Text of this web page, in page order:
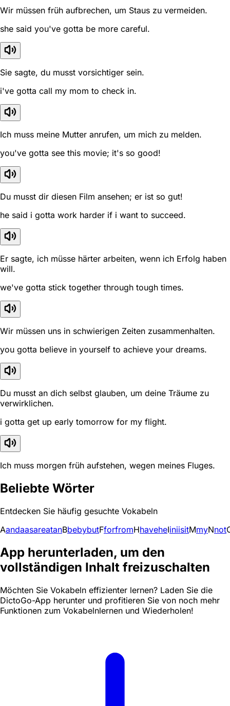
Wir müssen früh aufbrechen, um Staus zu vermeiden.
she said you've gotta be more careful.
Sie sagte, du musst vorsichtiger sein.
i've gotta call my mom to check in.
Ich muss meine Mutter anrufen, um mich zu melden.
you've gotta see this movie; it's so good!
Du musst dir diesen Film ansehen; er ist so gut!
he said i gotta work harder if i want to succeed.
Er sagte, ich müsse härter arbeiten, wenn ich Erfolg haben
will.
we've gotta stick together through tough times.
Wir müssen uns in schwierigen Zeiten zusammenhalten.
you gotta believe in yourself to achieve your dreams.
Du musst an dich selbst glauben, um deine Träume zu
verwirklichen.
i gotta get up early tomorrow for my flight.
Ich muss morgen früh aufstehen, wegen meines Fluges.
Beliebte Wörter
Entdecken Sie häufig gesuchte Vokabeln
AandaasareatanBbebybutFforfromHhaveheIiniisitMmyNnot
App herunterladen, um den
vollständigen Inhalt freizuschalten
Möchten Sie Vokabeln effizienter lernen? Laden Sie die
DictoGo-App herunter und profitieren Sie von noch mehr
Funktionen zum Vokabelnlernen und Wiederholen!